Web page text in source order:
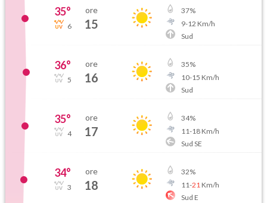
35°
6
ore
15
37%
9-12 Km/h
Sud
36°
5
ore
16
35%
10-15 Km/h
Sud
35°
4
ore
17
34%
11-18Km/h
Sud SE
34°
3
ore
18
32%
11-21 Km/h
Sud E